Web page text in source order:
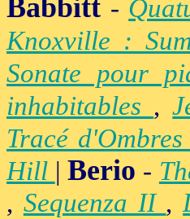
Babbitt -
Knoxville :
Sonate pour
inhabitables ,
Tracé d'Ombres
Hill |Berio -
, Sequenza II ,